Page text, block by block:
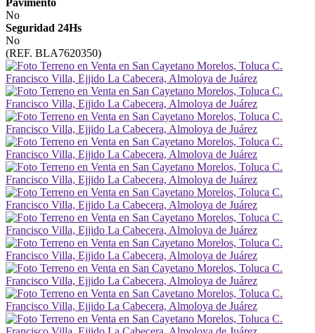
Pavimento
No
Seguridad 24Hs
No
(REF. BLA7620350)